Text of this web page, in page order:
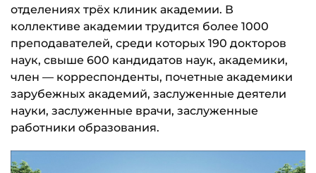
отделениях трёх клиник академии. В
коллективе академии трудится более 1000
преподавателей, среди которых 190 докторов
наук, свыше 600 кандидатов наук, академики,
член — корреспонденты, почетные академики
зарубежных академий, заслуженные деятели
науки, заслуженные врачи, заслуженные
работники образования.